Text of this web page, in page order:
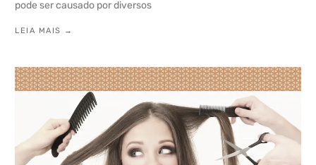
pode ser causado por diversos
LEIA MAIS →